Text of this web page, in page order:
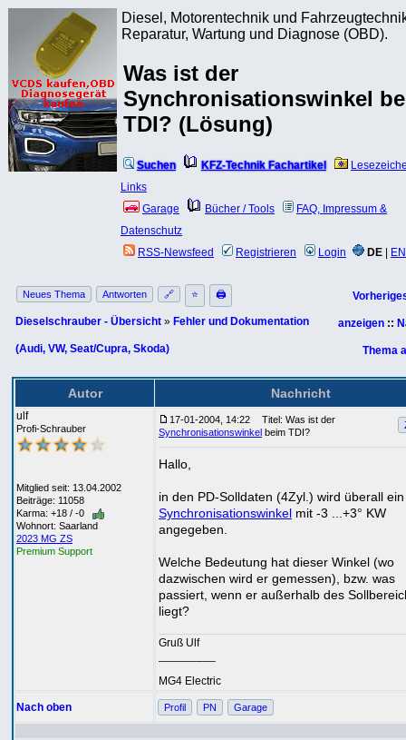
Diesel, Motorentechnik und
Reparatur, Wartung und Diagnose (OBD).
Was ist der
Synchronisationswinkel
TDI? (Lösung)
Suchen KFZ-Technik Fachartikel
Links
Garage
Bücher / Tools
FAQ, Impressum &
Datenschutz
RSS-Newsfeed
Registrieren Login DE EN
Neues Thema Antworten 🔗 ⭐ 🖨
Dieselschrauber - Übersicht » Fehler und Dokumentation
(Audi, VW, Seat/Cupra, Skoda)
anzeigen ::
Thema
Autor Nachricht
ulf
Profi-Schrauber
Mitglied seit: 13.04.2002
Beiträge: 11058
Karma: +18 / -0
Wohnort: Saarland
2023 MG ZS
Premium Support
17-01-2004, 14:22
Titel: Was ist der
Synchronisationswinkel beim TDI?
Hallo,
in den PD-Solldaten (4Zyl.) wird überall ein
Synchronisationswinkel mit -3 ...+3° KW
angegeben.
Welche Bedeutung hat dieser Winkel (wo
dazwischen wird er gemessen), bzw. was
passiert, wenn er außerhalb des
liegt?
Gruß Ulf
MG4 Electric
Nach oben Profil PN Garage